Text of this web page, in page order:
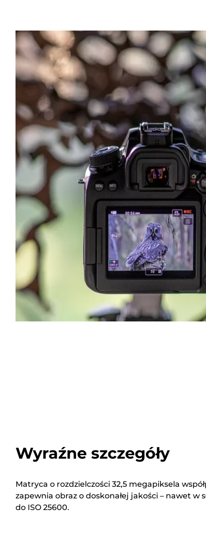
Wyraźne szczegóły
Matryca o rozdzielczości 32,5 megapiksela
zapewnia obraz o doskonałej jakości – nawet w
do ISO 25600.